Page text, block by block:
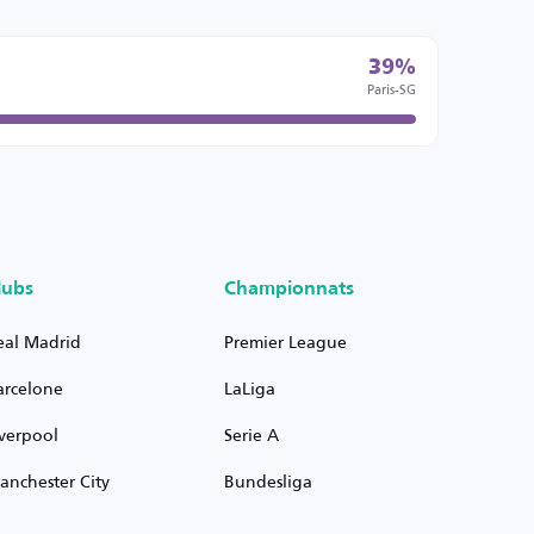
39%
Paris-SG
Madrid
City
Championnats
Premier League
LaLiga
Serie A
Bundesliga